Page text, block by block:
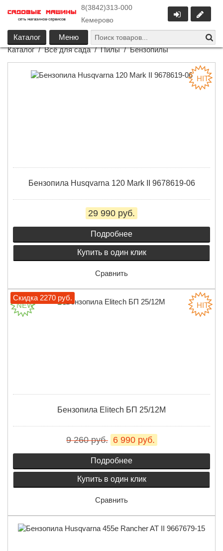
8(3842)313-000
Кемерово
Каталог
Меню
Каталог / Всё для сада / Пилы / Бензопилы
Бензопила Husqvarna 120 Mark II 9678619-06
29 990 руб.
Подробнее
Купить в один клик
Сравнить
Скидка 2270 руб.
Бензопила Elitech БП 25/12М
9 260 руб. 6 990 руб.
Подробнее
Купить в один клик
Сравнить